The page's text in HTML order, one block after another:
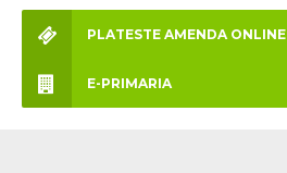
PLATESTE AMENDA ONLINE
E-PRIMARIA